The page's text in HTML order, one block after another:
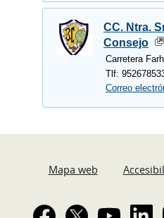
CC. Ntra.
Consejo
Carretera
Tlf:
Correo
Mapa web